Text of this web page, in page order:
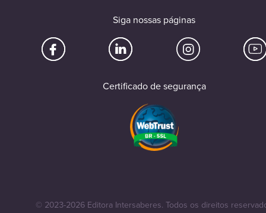
Siga nossas páginas
Certificado de segurança
© 2023-2026 Editora Intersaberes. Todos os direitos